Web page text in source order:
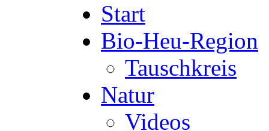
Start
Bio-Heu-Region
Tauschkreis
Natur
Videos